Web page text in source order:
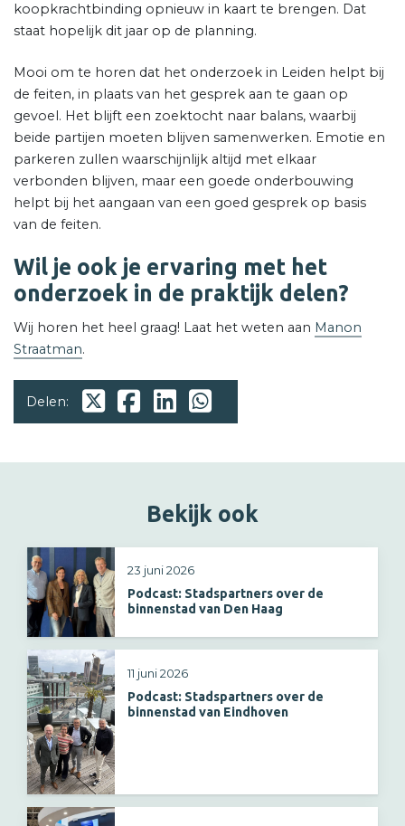
koopkrachtbinding opnieuw in kaart te brengen. Dat
staat hopelijk dit jaar op de planning.
Mooi om te horen dat het onderzoek in Leiden helpt bij
de feiten, in plaats van het gesprek aan te gaan op
gevoel. Het blijft een zoektocht naar balans, waarbij
beide partijen moeten blijven samenwerken. Emotie en
parkeren zullen waarschijnlijk altijd met elkaar
verbonden blijven, maar een goede onderbouwing
helpt bij het aangaan van een goed gesprek op basis
van de feiten.
Wil je ook je ervaring met het
onderzoek in de praktijk delen?
Wij horen het heel graag! Laat het weten aan Manon
Straatman.
Delen:
Bekijk ook
Podcast: Stadspartners over de
binnenstad van Den Haag
23 juni 2026
Podcast: Stadspartners over de
binnenstad van Eindhoven
11 juni 2026